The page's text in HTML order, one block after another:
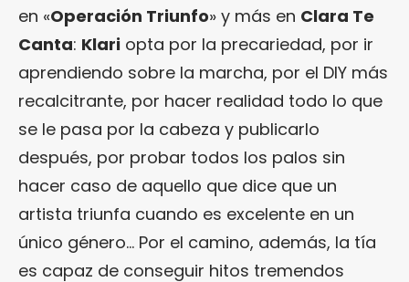
en «Operación Triunfo» y más en Clara Te
Canta: Klari opta por la precariedad, por ir
aprendiendo sobre la marcha, por el DIY más
recalcitrante, por hacer realidad todo lo que
se le pasa por la cabeza y publicarlo
después, por probar todos los palos sin
hacer caso de aquello que dice que un
artista triunfa cuando es excelente en un
único género… Por el camino, además, la tía
es capaz de conseguir hitos tremendos